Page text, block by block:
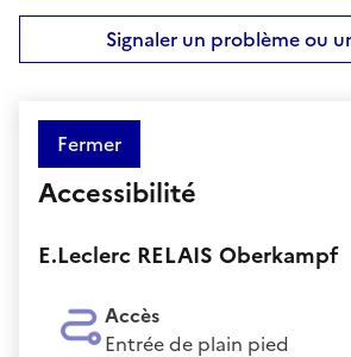
Signaler un problème ou
Fermer
Accessibilité
E.Leclerc RELAIS Oberkampf
Accès
Entrée de plain pied